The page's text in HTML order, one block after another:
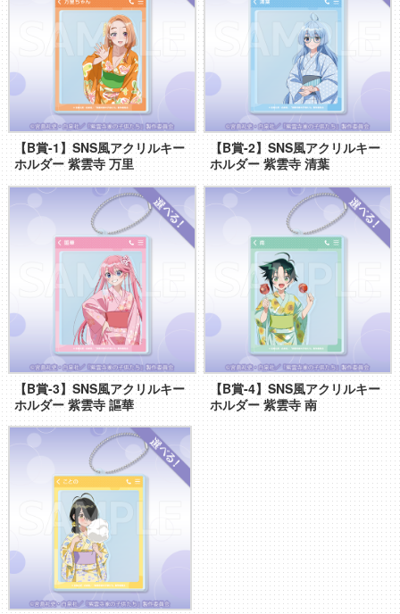
【B賞-1】SNS風アクリルキー
ホルダー 紫雲寺 万里
【B賞-2】SNS風アクリルキー
ホルダー 紫雲寺 清葉
【B賞-3】SNS風アクリルキー
ホルダー 紫雲寺 謳華
【B賞-4】SNS風アクリルキー
ホルダー 紫雲寺 南